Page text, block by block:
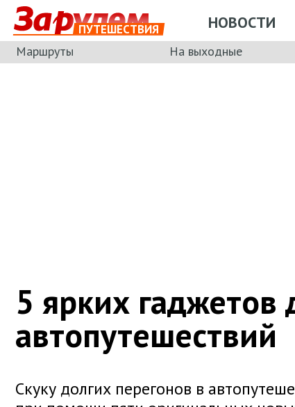
ПУТЕШЕСТВИЯ НОВОСТИ
Маршруты На выходные
5 ярких гаджетов
автопутешествий
Скуку долгих перегонов в